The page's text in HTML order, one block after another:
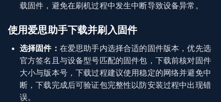
载固件，避免在刷机过程中发生中断导致设备异常。
使用爱思助手下载并刷入固件
选择固件： 在爱思助手内选择合适的固件版本，优先选
官方签名且与设备型号匹配的固件包，下载前核对固件
大小与版本号，下载过程建议使用稳定的网络并避免中
断，下载完成后可验证包完整性以防安装过程中出现错
误。